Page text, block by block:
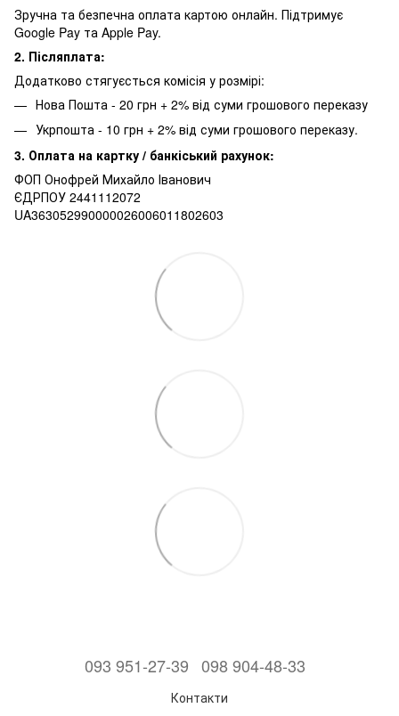
Зручна та безпечна оплата картою онлайн. Підтримує
Google Pay та Apple Pay.
2. Післяплата:
Додатково стягуєсться комісія у розмірі:
Нова Пошта - 20 грн + 2% від суми грошового переказу
Укрпошта - 10 грн + 2% від суми грошового переказу.
3. Оплата на картку / банкіський рахунок:
ФОП Онофрей Михайло Іванович
ЄДРПОУ 2441112072
UA363052990000026006011802603
093 951-27-39 098 904-48-33
Контакти